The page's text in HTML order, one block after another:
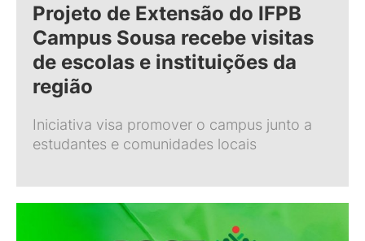
Projeto de Extensão do IFPB
Campus Sousa recebe visitas
de escolas e instituições da
região
Iniciativa visa promover o campus junto a
estudantes e comunidades locais